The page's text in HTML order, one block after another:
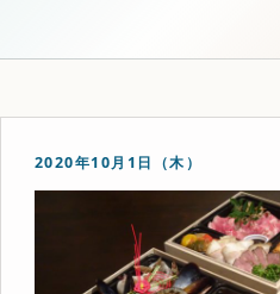
2020年10月1日（木）